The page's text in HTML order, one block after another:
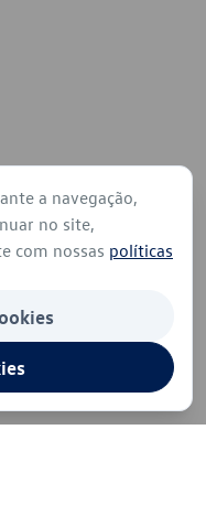
a navegação,
no site,
com nossas políticas